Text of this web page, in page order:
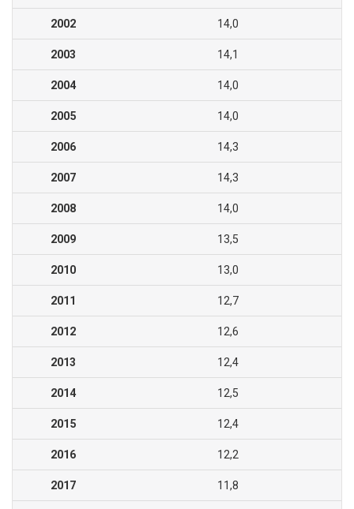
2002 14,0
2003 14,1
2004 14,0
2005 14,0
2006 14,3
2007 14,3
2008 14,0
2009 13,5
2010 13,0
2011 12,7
2012 12,6
2013 12,4
2014 12,5
2015 12,4
2016 12,2
2017 11,8